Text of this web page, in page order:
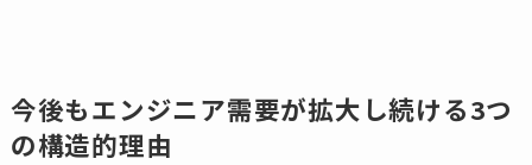
今後もエンジニア需要が拡大し続ける3つ
の構造的理由